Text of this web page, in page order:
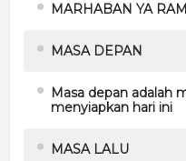
MARHABAN YA
MASA DEPAN
Masa depan adalah
menyiapkan hari ini
MASA LALU